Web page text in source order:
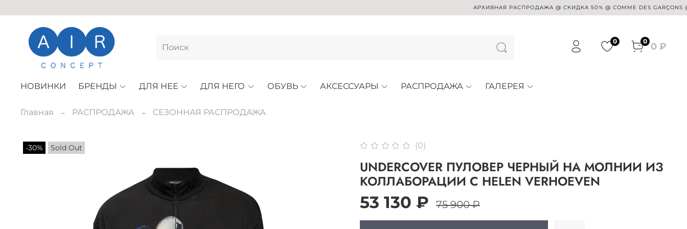
АРХИВНАЯ РАСПРОДАЖА @ СКИДКА 50% @ COMME DES GARÇONS @ SUE
0 0 0 ₽
НОВИНКИ БРЕНДЫ ДЛЯ НЕЕ ДЛЯ НЕГО ОБУВЬ АКСЕССУАРЫ РАСПРОДАЖА ГАЛЕРЕЯ
Главная РАСПРОДАЖА СЕЗОННАЯ РАСПРОДАЖА
-30% Sold Out (0)
UNDERCOVER ПУЛОВЕР ЧЕРНЫЙ НА МОЛНИИ ИЗ
КОЛЛАБОРАЦИИ С HELEN VERHOEVEN
53 130 ₽ 75 900 ₽